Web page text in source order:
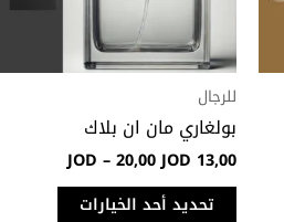
للرجال
بولغاري مان ان بلاك
13,00
JOD–20,00JOD
تحديد أحد الخيارات
المنتج.
يمكن
اختيار
الخيارات
على
صفحة
المنتج